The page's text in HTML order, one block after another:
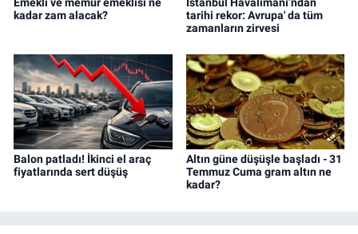
kadar zam alacak?
tarihi rekor: Avrupa' da tüm
zamanların zirvesi
Balon patladı! İkinci el araç
fiyatlarında sert düşüş
Altın güne düşüşle başladı - 31
Temmuz Cuma gram altın ne
kadar?